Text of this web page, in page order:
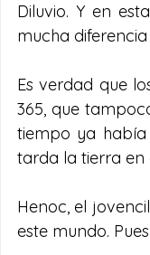
Diluvio. Y en
mucha
Es verdad que
365, que
tiempo ya había
tarda la tierra en
Henoc, el
este mundo.